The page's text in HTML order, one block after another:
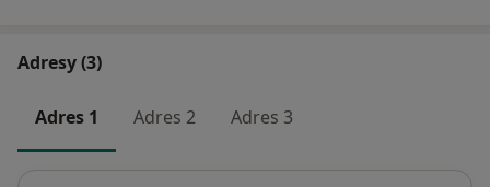
Adresy (3)
Adres 1 Adres 2 Adres 3